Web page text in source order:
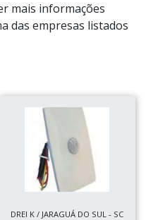
mais informações
das empresas listados
DREI K / JARAGUÁ DO SUL - SC